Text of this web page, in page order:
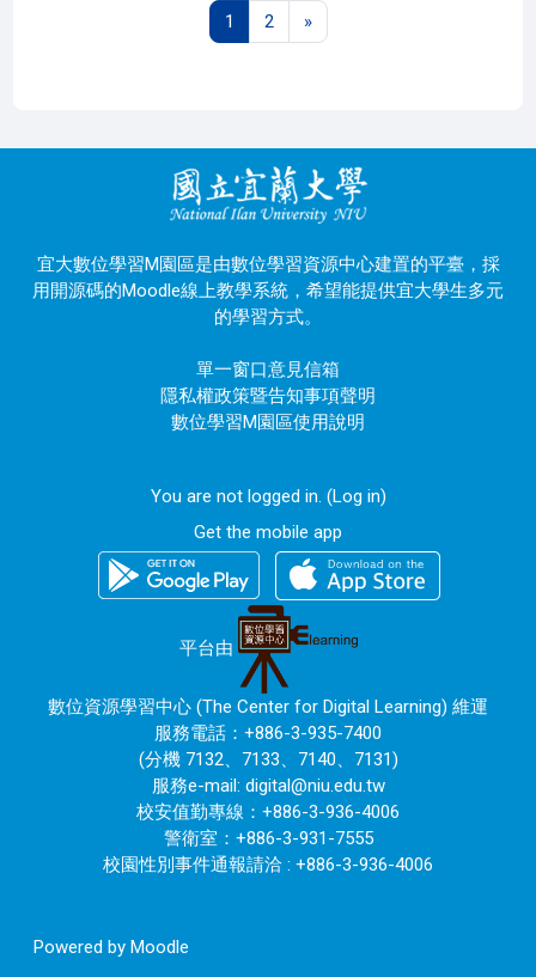
1 Page 1
2Page 2
»Next page
宜大數位學習M園區是由數位學習資源中心建置的平臺，採
用開源碼的Moodle線上教學系統，希望能提供宜大學生多元
的學習方式。
單一窗口意見信箱
隱私權政策暨告知事項聲明
數位學習M園區使用說明
You are not logged in. (Log in)
Get the mobile app
平台由
數位資源學習中心 (The Center for Digital Learning) 維運
服務電話：+886-3-935-7400
(分機 7132、7133、7140、7131)
服務e-mail: digital@niu.edu.tw
校安值勤專線：+886-3-936-4006
警衛室：+886-3-931-7555
校園性別事件通報請洽 : +886-3-936-4006
Powered by Moodle